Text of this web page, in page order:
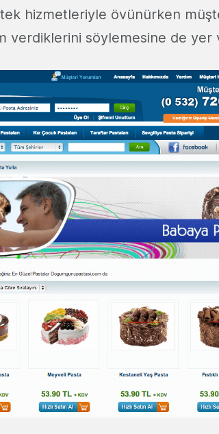
hizmetleriyle övünürken
verdiklerini söylemesine de yer